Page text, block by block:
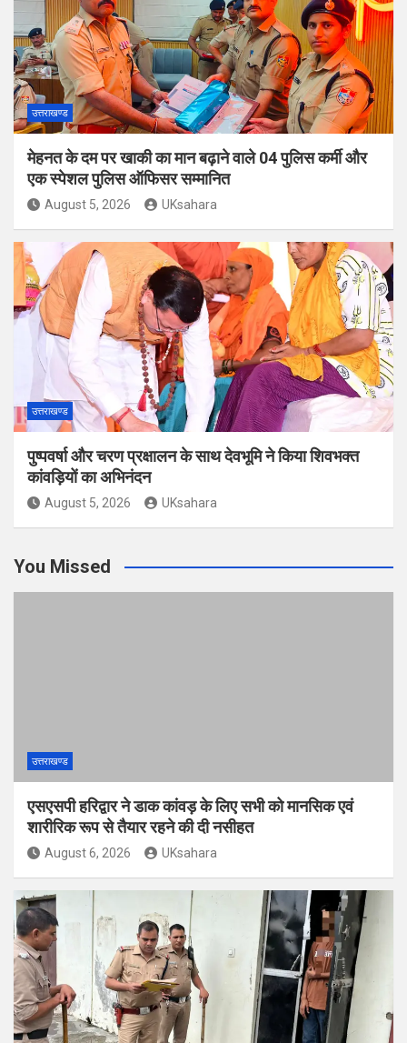
उत्तराखण्ड
मेहनत के दम पर खाकी का मान बढ़ाने वाले 04 पुलिस कर्मी और
एक स्पेशल पुलिस ऑफिसर सम्मानित
August 5, 2026 UKsahara
उत्तराखण्ड
पुष्पवर्षा और चरण प्रक्षालन के साथ देवभूमि ने किया शिवभक्त
कांवड़ियों का अभिनंदन
August 5, 2026 UKsahara
You Missed
उत्तराखण्ड
एसएसपी हरिद्वार ने डाक कांवड़ के लिए सभी को मानसिक एवं
शारीरिक रूप से तैयार रहने की दी नसीहत
August 6, 2026 UKsahara